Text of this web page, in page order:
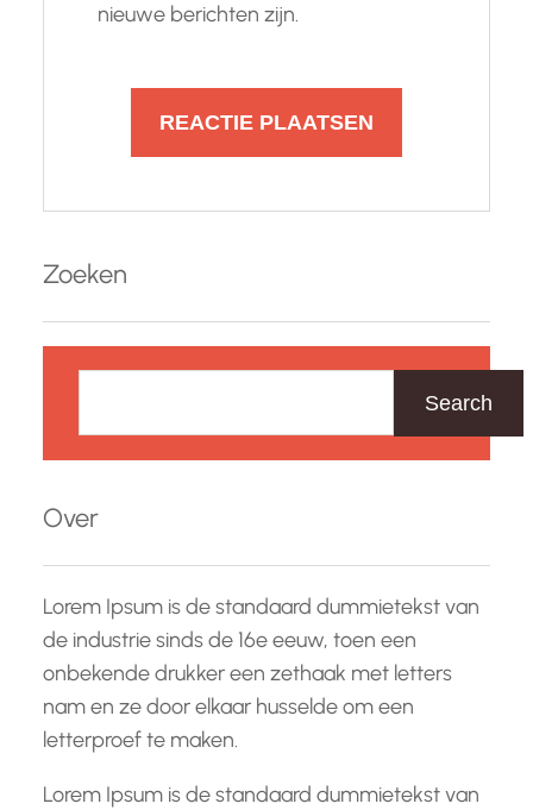
nieuwe berichten zijn.
Zoeken
k
n
Search
Over
Lorem Ipsum is de standaard dummietekst van
de industrie sinds de 16e eeuw, toen een
onbekende drukker een zethaak met letters
nam en ze door elkaar husselde om een
letterproef te maken.
Lorem Ipsum is de standaard dummietekst van